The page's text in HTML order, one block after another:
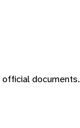
documents.